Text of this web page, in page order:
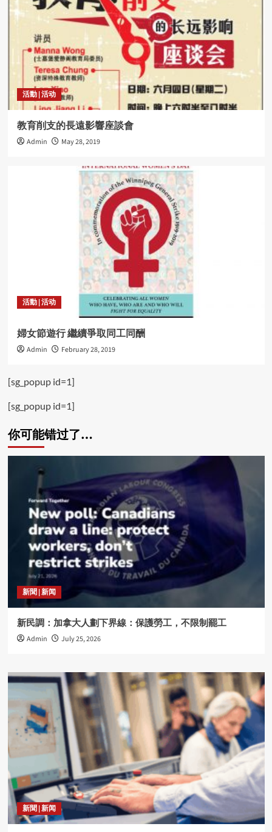
活動 | 活动
教育削支的長遠影響座談會
Admin May 28, 2019
活動 | 活动
婦女節遊行 繼續爭取同工同酬
Admin February 28, 2019
[sg_popup id=1]
[sg_popup id=1]
你可能错过了…
新聞 | 新闻
新民調：加拿大人劃下界線：保護勞工，不限制罷工
Admin July 25, 2026
新聞 | 新闻